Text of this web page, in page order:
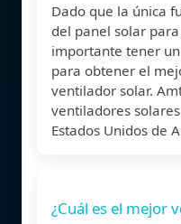
Dado que la única
del panel solar
importante tener
para obtener el
ventilador solar.
ventiladores
Estados Unidos de
¿Cuál es el mejor